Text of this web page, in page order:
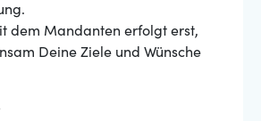
dem Mandanten erfolgt erst,
Deine Ziele und Wünsche